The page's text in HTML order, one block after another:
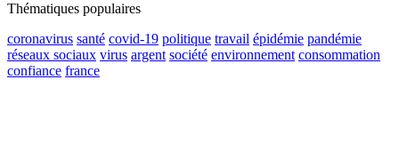
Thématiques populaires
coronavirus santé covid-19 politique travail épidémie pandémie
réseaux sociaux virus argent société environnement consommation
confiance france